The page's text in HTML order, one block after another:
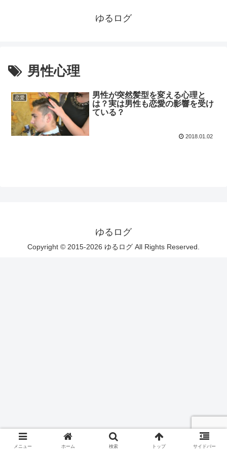
ゆるログ
男性心理
恋愛
男性が突然髪型を変える心理と
は？実は男性も恋愛の影響を受け
ている？
2018.01.02
ゆるログ
Copyright © 2015-2026 ゆるログ All Rights Reserved.
メニュー ホーム 検索 トップ サイドバー